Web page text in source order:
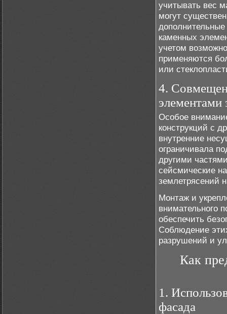
учитывать вес
могут
каменных
учетом
применяются
или
4.
элементами
Особое
конструкций с
внутренние
ограничивала
другими
сейсмические
землетрясений
Монтаж и
внимательного
обеспечить
Соблюдение
разрушений и
Как
1.
фасада